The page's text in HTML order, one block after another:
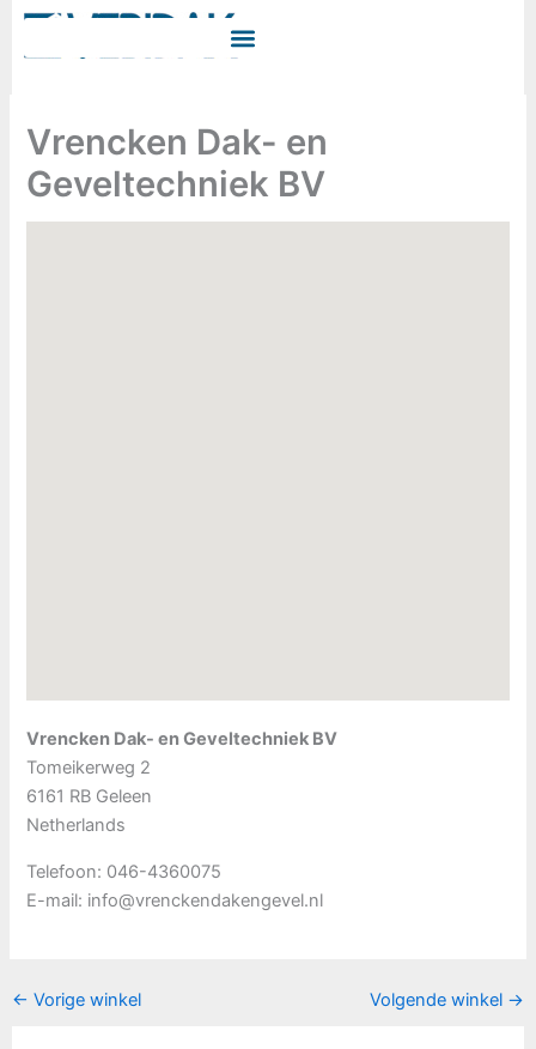
Vrencken Dak- en
Geveltechniek BV
Vrencken Dak- en Geveltechniek BV
Tomeikerweg 2
6161 RB Geleen
Netherlands
Telefoon: 046-4360075
E-mail: info@vrenckendakengevel.nl
← Vorige winkel Volgende winkel →